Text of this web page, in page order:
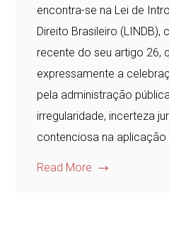
encontra-se na Lei de
Direito Brasileiro (LINDB),
recente do seu artigo 26,
expressamente a
pela administração
irregularidade, incerteza
contenciosa na
Read More